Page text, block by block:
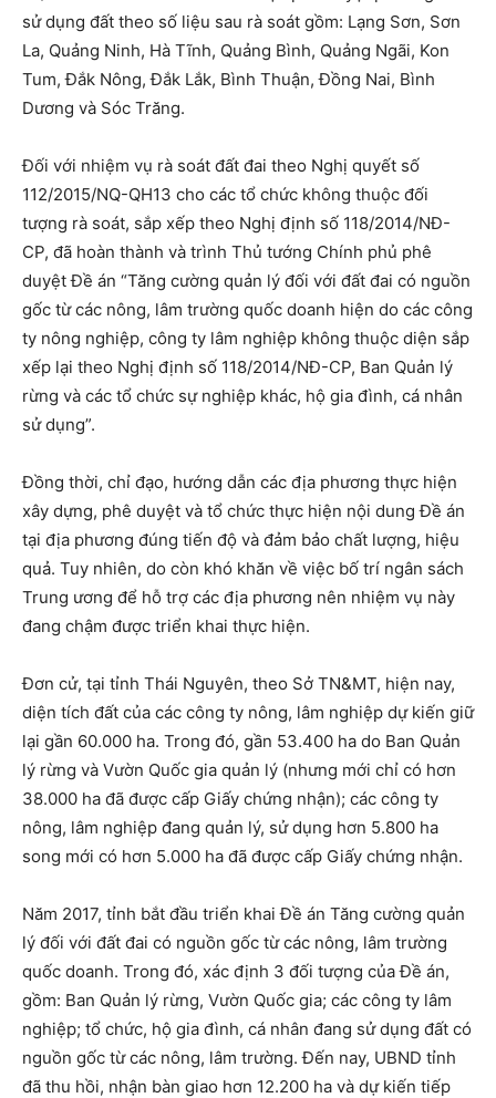
sử dụng đất theo số liệu sau rà soát gồm: Lạng Sơn, Sơn
La, Quảng Ninh, Hà Tĩnh, Quảng Bình, Quảng Ngãi, Kon
Tum, Đắk Nông, Đắk Lắk, Bình Thuận, Đồng Nai, Bình
Dương và Sóc Trăng.
Đối với nhiệm vụ rà soát đất đai theo Nghị quyết số
112/2015/NQ-QH13 cho các tổ chức không thuộc đối
tượng rà soát, sắp xếp theo Nghị định số 118/2014/NĐ-
CP, đã hoàn thành và trình Thủ tướng Chính phủ phê
duyệt Đề án “Tăng cường quản lý đối với đất đai có nguồn
gốc từ các nông, lâm trường quốc doanh hiện do các công
ty nông nghiệp, công ty lâm nghiệp không thuộc diện sắp
xếp lại theo Nghị định số 118/2014/NĐ-CP, Ban Quản lý
rừng và các tổ chức sự nghiệp khác, hộ gia đình, cá nhân
sử dụng”.
Đồng thời, chỉ đạo, hướng dẫn các địa phương thực hiện
xây dựng, phê duyệt và tổ chức thực hiện nội dung Đề án
tại địa phương đúng tiến độ và đảm bảo chất lượng, hiệu
quả. Tuy nhiên, do còn khó khăn về việc bố trí ngân sách
Trung ương để hỗ trợ các địa phương nên nhiệm vụ này
đang chậm được triển khai thực hiện.
Đơn cử, tại tỉnh Thái Nguyên, theo Sở TN&MT, hiện nay,
diện tích đất của các công ty nông, lâm nghiệp dự kiến giữ
lại gần 60.000 ha. Trong đó, gần 53.400 ha do Ban Quản
lý rừng và Vườn Quốc gia quản lý (nhưng mới chỉ có hơn
38.000 ha đã được cấp Giấy chứng nhận); các công ty
nông, lâm nghiệp đang quản lý, sử dụng hơn 5.800 ha
song mới có hơn 5.000 ha đã được cấp Giấy chứng nhận.
Năm 2017, tỉnh bắt đầu triển khai Đề án Tăng cường quản
lý đối với đất đai có nguồn gốc từ các nông, lâm trường
quốc doanh. Trong đó, xác định 3 đối tượng của Đề án,
gồm: Ban Quản lý rừng, Vườn Quốc gia; các công ty lâm
nghiệp; tổ chức, hộ gia đình, cá nhân đang sử dụng đất có
nguồn gốc từ các nông, lâm trường. Đến nay, UBND tỉnh
đã thu hồi, nhận bàn giao hơn 12.200 ha và dự kiến tiếp